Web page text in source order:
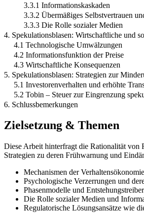
3.3.1 Informationskaskaden
3.3.2 Übermäßiges Selbstvertrauen
3.3.3 Die Rolle sozialer Medien
4. Spekulationsblasen: Wirtschaftliche und
4.1 Technologische Umwälzungen
4.2 Informationsfunktion der Preise
4.3 Wirtschaftliche Konsequenzen
5. Spekulationsblasen: Strategien zur
5.1 Investorenverhalten und erhöhte
5.2 Tobin – Steuer zur Eingrenzung
6. Schlussbemerkungen
Zielsetzung & Themen
Diese Arbeit hinterfragt die Rationalität von
Strategien zu deren Frühwarnung und
Mechanismen der
Psychologische Verzerrungen und
Phasenmodelle und
Die Rolle sozialer Medien und
Regulatorische Lösungsansätze wie